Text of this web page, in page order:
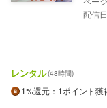
配信
レンタル(48時間)
1%還元 ：1ポイント獲